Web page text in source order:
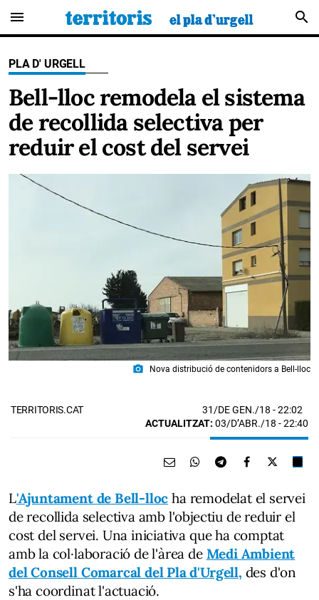
menu search
PLA D' URGELL
Bell-lloc remodela el sistema
de recollida selectiva per
reduir el cost del servei
photo_camera Nova distribució de contenidors a Bell-lloc
TERRITORIS.CAT 31/DE GEN./18 - 22:02
ACTUALITZAT: 03/D’ABR./18 - 22:40
L'Ajuntament de Bell-lloc ha remodelat el servei
de recollida selectiva amb l'objectiu de reduir el
cost del servei. Una iniciativa que ha comptat
amb la col·laboració de l'àrea de Medi Ambient
del Consell Comarcal del Pla d'Urgell, des d'on
s'ha coordinat l'actuació.